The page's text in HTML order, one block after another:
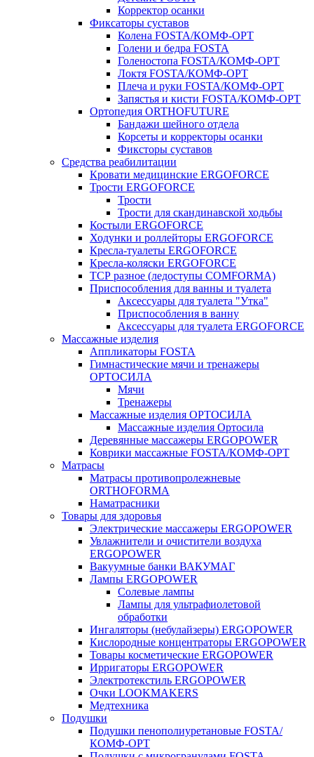
Корректор осанки
Фиксаторы суставов
Колена FOSTA/КОМФ-ОРТ
Голени и бедра FOSTA
Голеностопа FOSTA/КОМФ-ОРТ
Локтя FOSTA/КОМФ-ОРТ
Плеча и руки FOSTA/КОМФ-ОРТ
Запястья и кисти FOSTA/КОМФ-ОРТ
Ортопедия ORTHOFUTURE
Бандажи шейного отдела
Корсеты и корректоры осанки
Фиксторы суставов
Средства реабилитации
Кровати медицинские ERGOFORCE
Трости ERGOFORCE
Трости
Трости для скандинавской ходьбы
Костыли ERGOFORCE
Ходунки и роллейторы ERGOFORCE
Кресла-туалеты ERGOFORCE
Кресла-коляски ERGOFORCE
ТСР разное (ледоступы COMFORMA)
Приспособления для ванны и туалета
Аксессуары для туалета "Утка"
Приспособления в ванну
Аксессуары для туалета ERGOFORCE
Массажные изделия
Аппликаторы FOSTA
Гимнастические мячи и тренажеры
ОРТОСИЛА
Мячи
Тренажеры
Массажные изделия ОРТОСИЛА
Массажные изделия Ортосила
Деревянные массажеры ERGOPOWER
Коврики массажные FOSTA/КОМФ-ОРТ
Матрасы
Матрасы противопролежневые
ORTHOFORMA
Наматрасники
Товары для здоровья
Электрические массажеры ERGOPOWER
Увлажнители и очистители воздуха
ERGOPOWER
Вакуумные банки ВАКУМАГ
Лампы ERGOPOWER
Солевые лампы
Лампы для ультрафиолетовой
обработки
Ингаляторы (небулайзеры) ERGOPOWER
Кислородные концентраторы ERGOPOWER
Товары косметические ERGOPOWER
Ирригаторы ERGOPOWER
Электротекстиль ERGOPOWER
Очки LOOKMAKERS
Медтехника
Подушки
Подушки пенополиуретановые FOSTA/
КОМФ-ОРТ